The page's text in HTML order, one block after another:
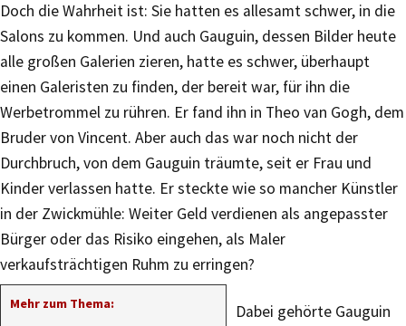
Doch die Wahrheit ist: Sie hatten es allesamt schwer, in die
Salons zu kommen. Und auch Gauguin, dessen Bilder heute
alle großen Galerien zieren, hatte es schwer, überhaupt
einen Galeristen zu finden, der bereit war, für ihn die
Werbetrommel zu rühren. Er fand ihn in Theo van Gogh, dem
Bruder von Vincent. Aber auch das war noch nicht der
Durchbruch, von dem Gauguin träumte, seit er Frau und
Kinder verlassen hatte. Er steckte wie so mancher Künstler
in der Zwickmühle: Weiter Geld verdienen als angepasster
Bürger oder das Risiko eingehen, als Maler
verkaufsträchtigen Ruhm zu erringen?
Mehr zum Thema:
Dabei gehörte Gauguin